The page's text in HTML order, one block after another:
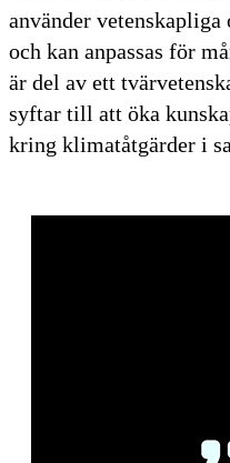
använder
och kan anpassas för
är del av ett
syftar till att öka
kring klimatåtgärder i